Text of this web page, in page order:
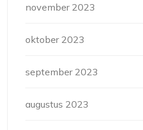
november 2023
oktober 2023
september 2023
augustus 2023